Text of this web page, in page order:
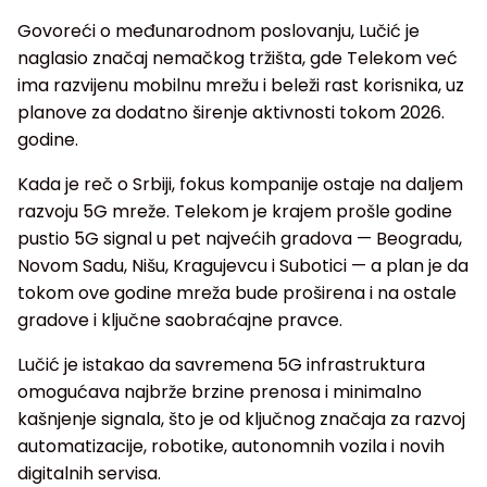
Govoreći o međunarodnom poslovanju, Lučić je
naglasio značaj nemačkog tržišta, gde Telekom već
ima razvijenu mobilnu mrežu i beleži rast korisnika, uz
planove za dodatno širenje aktivnosti tokom 2026.
godine.
Kada je reč o Srbiji, fokus kompanije ostaje na daljem
razvoju 5G mreže. Telekom je krajem prošle godine
pustio 5G signal u pet najvećih gradova — Beogradu,
Novom Sadu, Nišu, Kragujevcu i Subotici — a plan je da
tokom ove godine mreža bude proširena i na ostale
gradove i ključne saobraćajne pravce.
Lučić je istakao da savremena 5G infrastruktura
omogućava najbrže brzine prenosa i minimalno
kašnjenje signala, što je od ključnog značaja za razvoj
automatizacije, robotike, autonomnih vozila i novih
digitalnih servisa.